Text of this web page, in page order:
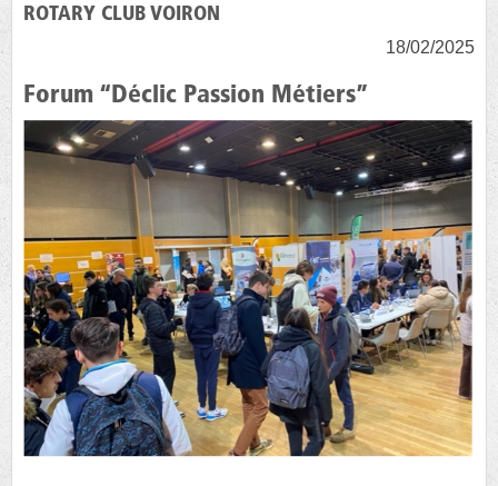
ROTARY CLUB VOIRON
18/02/2025
Forum “Déclic Passion Métiers”